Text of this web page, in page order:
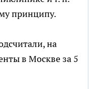
принципу.
на
в Москве за 5